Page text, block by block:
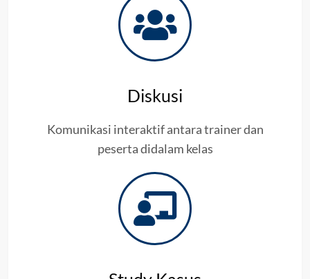
Diskusi
Komunikasi interaktif antara trainer dan
peserta didalam kelas